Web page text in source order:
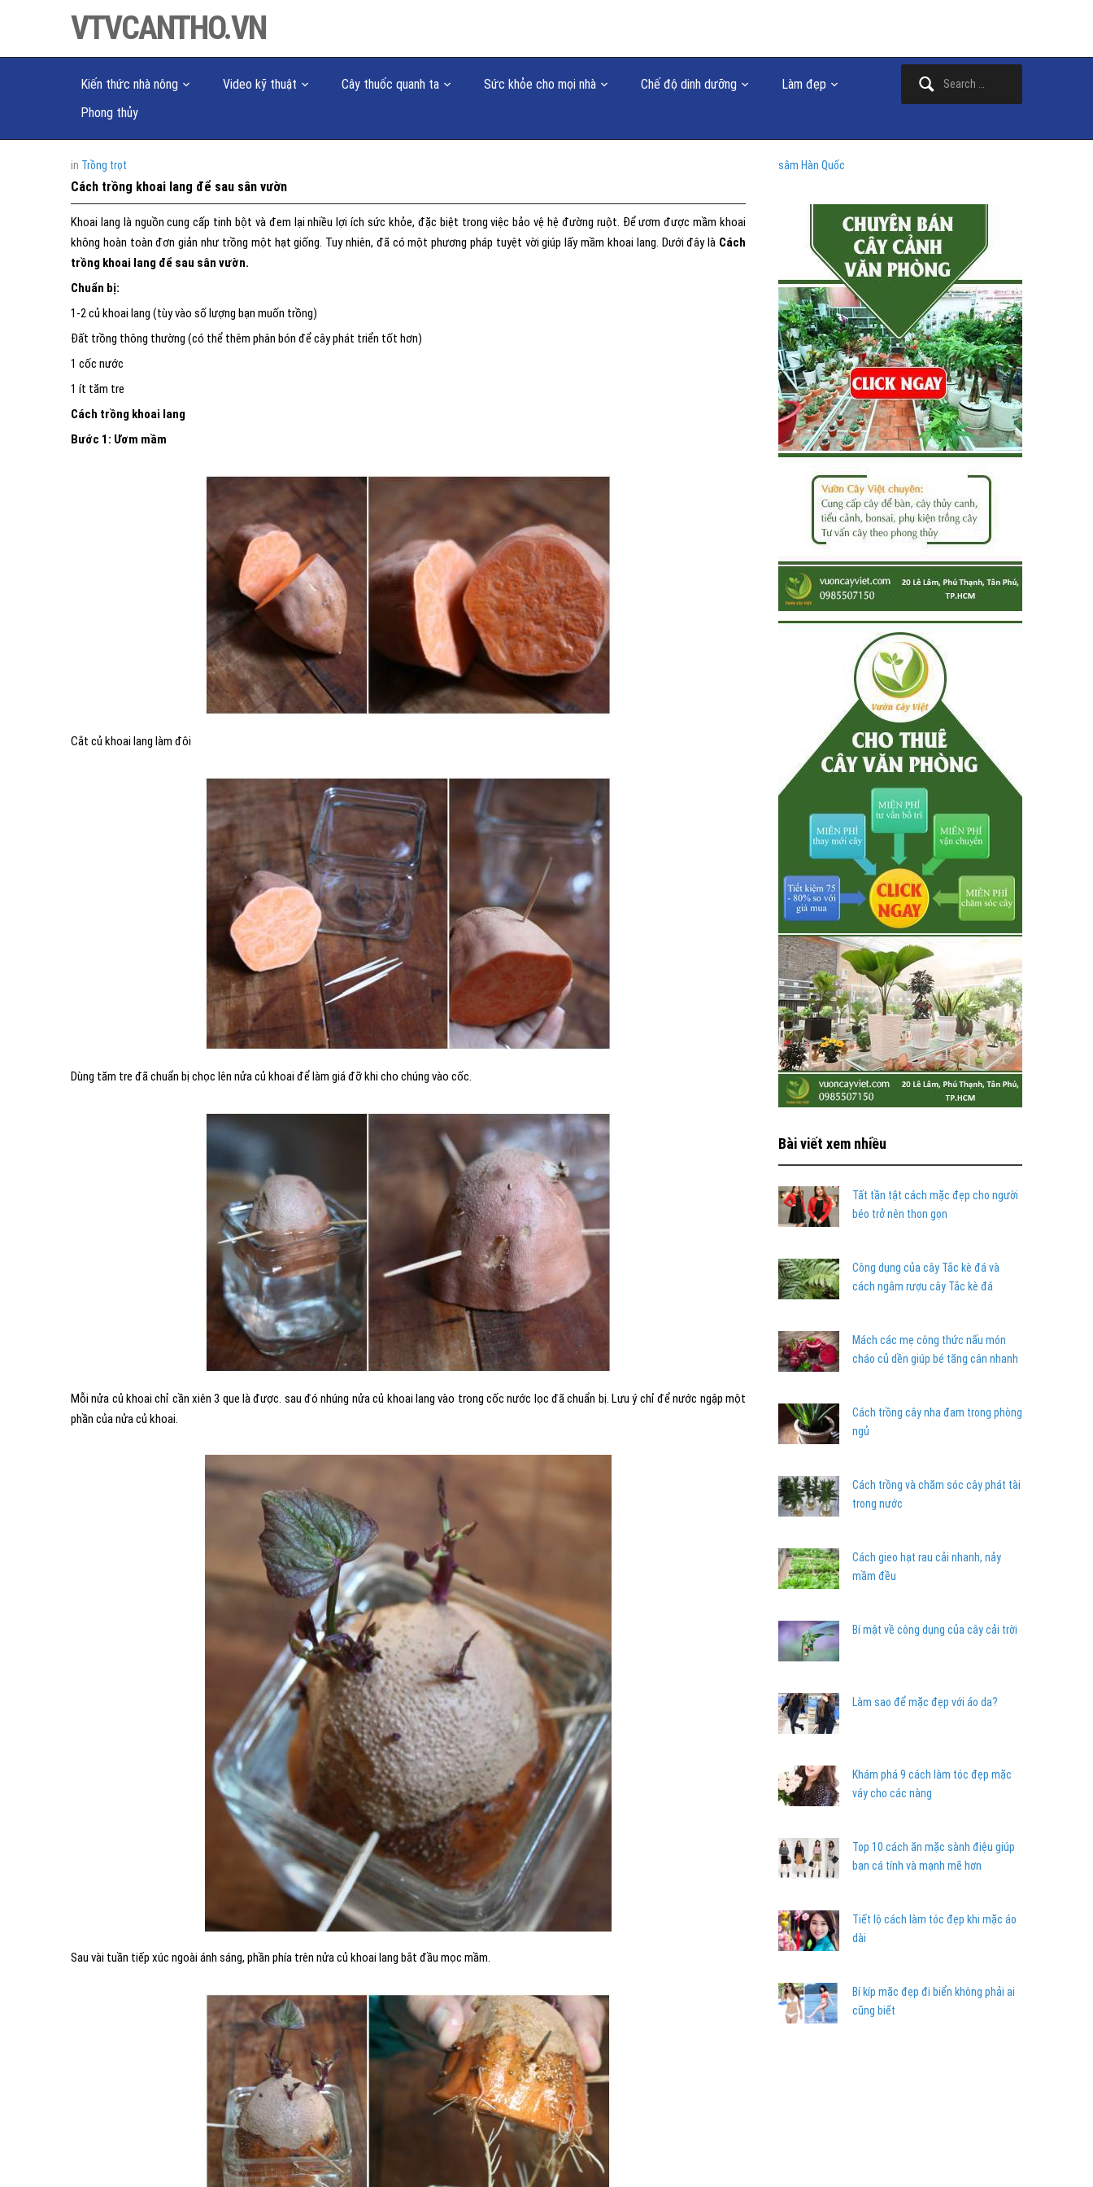
VTVCANTHO.VN
Kiến thức nhà nông Video kỹ thuật Cây thuốc quanh ta Sức khỏe cho mọi nhà Chế độ dinh dưỡng
Làm đẹp
Phong thủy
in Trồng trọt
Cách trồng khoai lang để sau sân vườn
Khoai lang là nguồn cung cấp tinh bột và đem lại nhiều lợi ích sức khỏe, đặc biệt trong việc bảo vệ hệ đường ruột. Để ươm được mầm khoai
không hoàn toàn đơn giản như trồng một hạt giống. Tuy nhiên, đã có một phương pháp tuyệt vời giúp lấy mầm khoai lang. Dưới đây là Cách
trồng khoai lang để sau sân vườn.
Chuẩn bị:
1-2 củ khoai lang (tùy vào số lượng bạn muốn trồng)
Đất trồng thông thường (có thể thêm phân bón để cây phát triển tốt hơn)
1 cốc nước
1 ít tăm tre
Cách trồng khoai lang
Bước 1: Ươm mầm
Cắt củ khoai lang làm đôi
Dùng tăm tre đã chuẩn bị chọc lên nửa củ khoai để làm giá đỡ khi cho chúng vào cốc.
Mỗi nửa củ khoai chỉ cần xiên 3 que là được. sau đó nhúng nửa củ khoai lang vào trong cốc nước lọc đã chuẩn bị. Lưu ý chỉ để nước ngập một
phần của nửa củ khoai.
Sau vài tuần tiếp xúc ngoài ánh sáng, phần phía trên nửa củ khoai lang bắt đầu mọc mầm.
sâm Hàn Quốc
Bài viết xem nhiều
Tất tần tật cách mặc đẹp cho người
béo trở nên thon gọn
Công dụng của cây Tắc kè đá và
cách ngâm rượu cây Tắc kè đá
Mách các mẹ công thức nấu món
cháo củ dền giúp bé tăng cân nhanh
Cách trồng cây nha đam trong phòng
ngủ
Cách trồng và chăm sóc cây phát tài
trong nước
Cách gieo hạt rau cải nhanh, nảy
mầm đều
Bí mật về công dụng của cây cải trời
Làm sao để mặc đẹp với áo da?
Khám phá 9 cách làm tóc đẹp mặc
váy cho các nàng
Top 10 cách ăn mặc sành điệu giúp
bạn cá tính và mạnh mẽ hơn
Tiết lộ cách làm tóc đẹp khi mặc áo
dài
Bí kíp mặc đẹp đi biển không phải ai
cũng biết